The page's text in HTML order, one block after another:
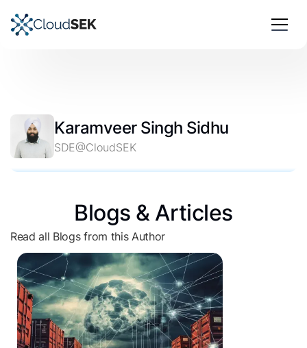
Karamveer Singh Sidhu
SDE@CloudSEK
Blogs & Articles
Read all Blogs from this Author